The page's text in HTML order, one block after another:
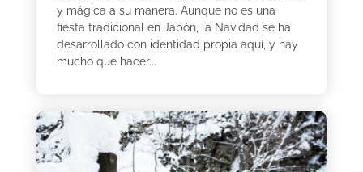
y mágica a su manera. Aunque no es una
fiesta tradicional en Japón, la Navidad se ha
desarrollado con identidad propia aquí, y hay
mucho que hacer...